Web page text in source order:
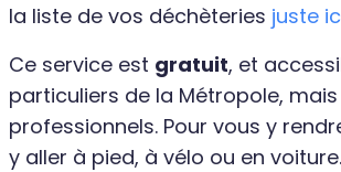
la liste de vos déchèteries juste
Ce service est gratuit, et
particuliers de la Métropole,
professionnels. Pour vous y
y aller à pied, à vélo ou en